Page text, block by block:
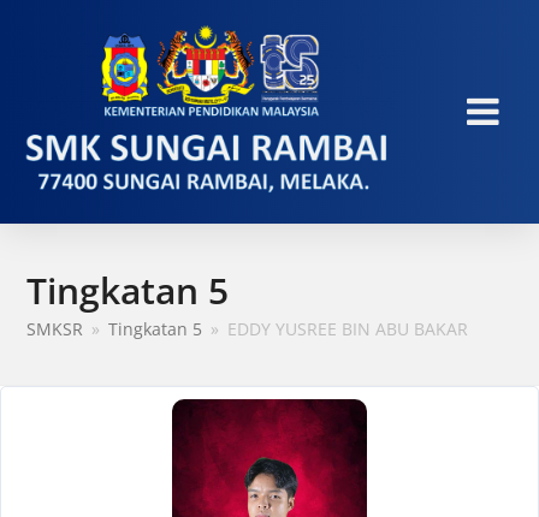
Tingkatan 5
SMKSR » Tingkatan 5 » EDDY YUSREE BIN ABU BAKAR